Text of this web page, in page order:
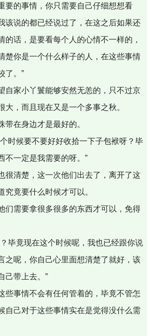
要的事情，你只需要自己仔细想想看
该说的都已经说过了，在这之后如果还
的话，是要看每个人的心情不一样的，
楚你是一个什么样子的人，在这些事情
了。”
自家小丫鬟能够安然无恙的，只不过京
大，而且现在又是一个多事之秋。
在身边才是最好的。
时候要不要好好收拾一下子包袱呀？毕
不一定是我需要的呀。”
很清楚，这一次他们出去了，离开了这
究竟要什么时候才可以。
们需要拿很多很多的东西才可以，免得
毕竟现在这个时候呢，我也已经跟你说
之呢，你自己心里面想清楚了就好，该
己带上去。”
些事情不会有任何管着的，毕竟不管怎
自己对于这些事情实在是觉得没什么需